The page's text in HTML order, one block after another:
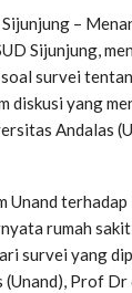
Sijunjung –
Sijunjung,
survei
diskusi yang
Andalas
Unand terhadap
rumah
survei yang
Prof Dr